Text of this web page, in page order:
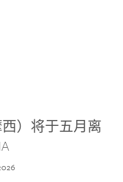
西）将于五月离